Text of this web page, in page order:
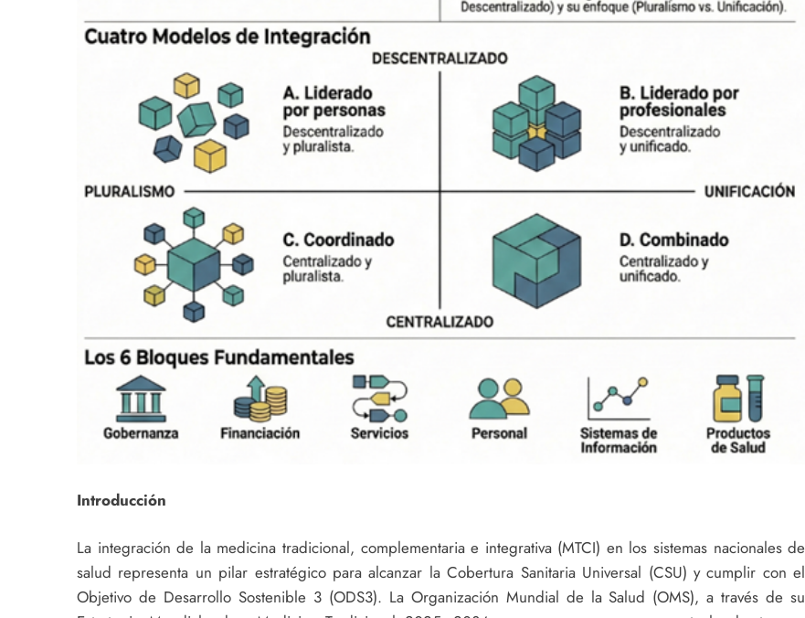
Introducción
La integración de la medicina tradicional, complementaria e integrativa (MTCI) en los sistemas nacionales de
salud representa un pilar estratégico para alcanzar la Cobertura Sanitaria Universal (CSU) y cumplir con el
Objetivo de Desarrollo Sostenible 3 (ODS3). La Organización Mundial de la Salud (OMS), a través de su